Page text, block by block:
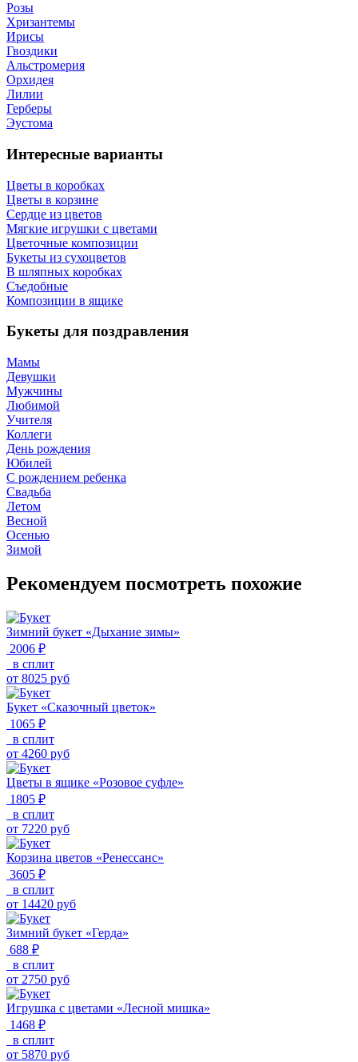
Розы
Хризантемы
Ирисы
Гвоздики
Альстромерия
Орхидея
Лилии
Герберы
Эустома
Интересные варианты
Цветы в коробках
Цветы в корзине
Сердце из цветов
Мягкие игрушки с цветами
Цветочные композиции
Букеты из сухоцветов
В шляпных коробках
Съедобные
Композиции в ящике
Букеты для поздравления
Мамы
Девушки
Мужчины
Любимой
Учителя
Коллеги
День рождения
Юбилей
С рождением ребенка
Свадьба
Летом
Весной
Осенью
Зимой
Рекомендуем посмотреть похожие
Зимний букет «Дыхание зимы»
2006 ₽
в сплит
от 8025 руб
Букет «Сказочный цветок»
1065 ₽
в сплит
от 4260 руб
Цветы в ящике «Розовое суфле»
1805 ₽
в сплит
от 7220 руб
Корзина цветов «Ренессанс»
3605 ₽
в сплит
от 14420 руб
Зимний букет «Герда»
688 ₽
в сплит
от 2750 руб
Игрушка с цветами «Лесной мишка»
1468 ₽
в сплит
от 5870 руб